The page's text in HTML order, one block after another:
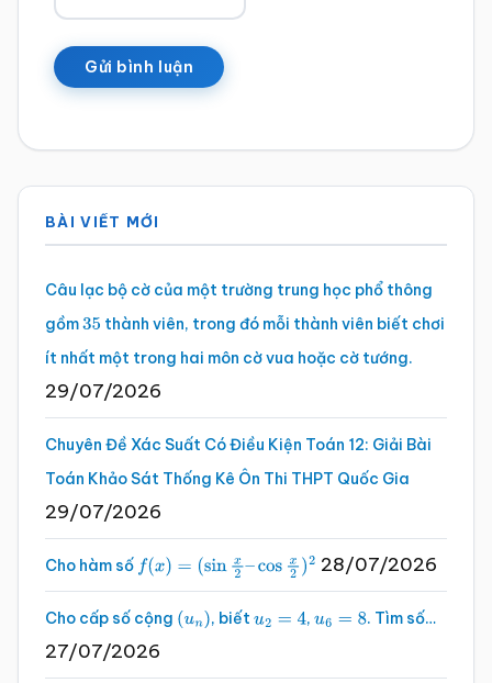
Sidebar
chính
BÀI VIẾT MỚI
Câu lạc bộ cờ của một trường trung học phổ thông
gồm35 thành viên, trong đó mỗi thành viên biết chơi
ít nhất một trong hai môn cờ vua hoặc cờ tướng.
29/07/2026
Chuyên Đề Xác Suất Có Điều Kiện Toán 12: Giải Bài
Toán Khảo Sát Thống Kê Ôn Thi THPT Quốc Gia
29/07/2026
Cho hàm số f(x)=(sinx2 –cosx2 )2 28/07/2026
Cho cấp số cộng (un), biếtu2 =4 , u6 =8 . Tìm số…
27/07/2026